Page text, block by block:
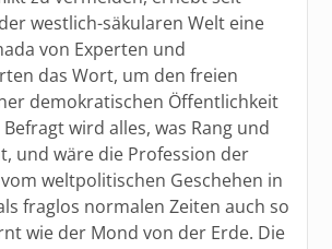
westlich-säkularen Welt eine
von Experten und
das Wort, um den freien
demokratischen Öffentlichkeit
wird alles, was Rang und
und wäre die Profession der
weltpolitischen Geschehen in
fraglos normalen Zeiten auch so
wie der Mond von der Erde. Die